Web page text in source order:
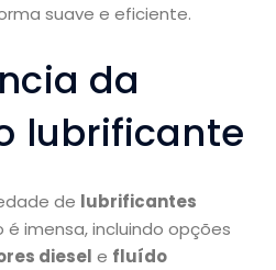
suave e eficiente.
da
lubrificante
de lubrificantes
imensa, incluindo opções
diesel e fluído